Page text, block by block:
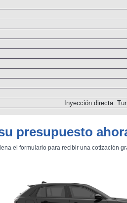
presupuesto
el formulario para recibir una cotización
Inyección directa.
1